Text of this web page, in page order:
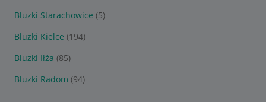
Bluzki Starachowice (5)
Bluzki Kielce (194)
Bluzki Iłża (85)
Bluzki Radom (94)